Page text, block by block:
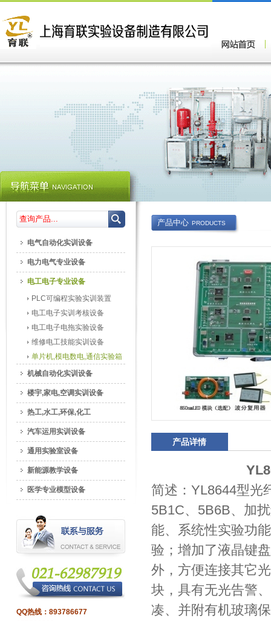
产品中心 PRODUCTS
产品详情
简述：YL8644型光
5B1C、5B6B、加
能、系统性实验功
验；增加了液晶键
外，方便连接其它
块，具有无光告警
凑、并附有机玻璃
电气自动化实训设备
电力电气专业设备
电工电子专业设备
PLC可编程实验实训装置
电工电子实训考核设备
电工电子电拖实验设备
维修电工技能实训设备
单片机,模电数电,通信实验箱
机械自动化实训设备
楼宇,家电,空调实训设备
热工,水工,环保,化工
汽车运用实训设备
通用实验室设备
新能源教学设备
医学专业模型设备
QQ热线： 893786677